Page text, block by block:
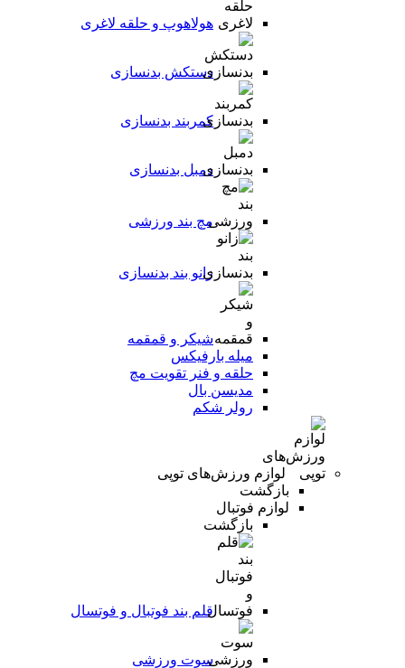
هولاهوپ و حلقه لاغری
دستکش بدنسازی
کمربند بدنسازی
دمبل بدنسازی
مچ بند ورزشی
زانو بند بدنسازی
شیکر و قمقمه
میله بارفیکس
حلقه و فنر تقویت مچ
مدیسن بال
رولر شکم
لوازم ورزش‌های توپی
بازگشت
لوازم فوتبال
بازگشت
قلم بند فوتبال و فوتسال
سوت ورزشی